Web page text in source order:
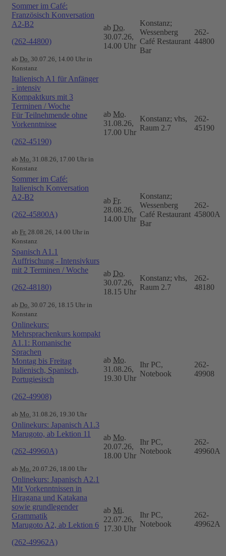
Sommer im Café:
Französisch Konversation
A2-B2
(262-44800)
ab Do. 30.07.26, 14.00 Uhr in
Konstanz
ab Do.
30.07.26,
14.00 Uhr
Konstanz;
Wessenberg
Café Restaurant
Bar
262-
44800
Italienisch A1 für Anfänger
- intensiv
Kompaktkurs mit 3
Terminen / Woche
Für Teilnehmende ohne
Vorkenntnisse
(262-45190)
ab Mo. 31.08.26, 17.00 Uhr in
Konstanz
ab Mo.
31.08.26,
17.00 Uhr
Konstanz; vhs,
Raum 2.7
262-
45190
Sommer im Café:
Italienisch Konversation
A2-B2
(262-45800A)
ab Fr. 28.08.26, 14.00 Uhr in
Konstanz
ab Fr.
28.08.26,
14.00 Uhr
Konstanz;
Wessenberg
Café Restaurant
Bar
262-
45800A
Spanisch A1.1
Auffrischung - Intensivkurs
mit 2 Terminen / Woche
(262-48180)
ab Do. 30.07.26, 18.15 Uhr in
Konstanz
ab Do.
30.07.26,
18.15 Uhr
Konstanz; vhs,
Raum 2.7
262-
48180
Onlinekurs:
Mehrsprachenkurs kompakt
A1.1: Romanische
Sprachen
Montag bis Freitag
Italienisch, Spanisch,
Portugiesisch
(262-49908)
ab Mo. 31.08.26, 19.30 Uhr
ab Mo.
31.08.26,
19.30 Uhr
Ihr PC,
Notebook
262-
49908
Onlinekurs: Japanisch A1.3
Marugoto, ab Lektion 11
(262-49960A)
ab Mo. 20.07.26, 18.00 Uhr
ab Mo.
20.07.26,
18.00 Uhr
Ihr PC,
Notebook
262-
49960A
Onlinekurs: Japanisch A2.1
Mit Vorkenntnissen in
Hiragana und Katakana
sowie grundlegender
Grammatik
Marugoto A2, ab Lektion 6
(262-49962A)
ab Mi.
22.07.26,
17.30 Uhr
Ihr PC,
Notebook
262-
49962A